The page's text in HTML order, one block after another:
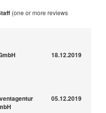
(one or more reviews
18.12.2019
05.12.2019